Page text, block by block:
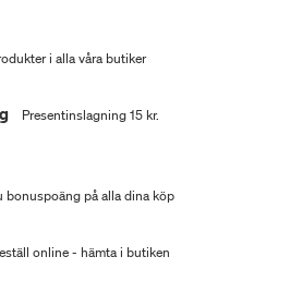
i alla våra butiker
Presentinslagning 15 kr.
bonuspoäng på alla dina köp
online - hämta i butiken